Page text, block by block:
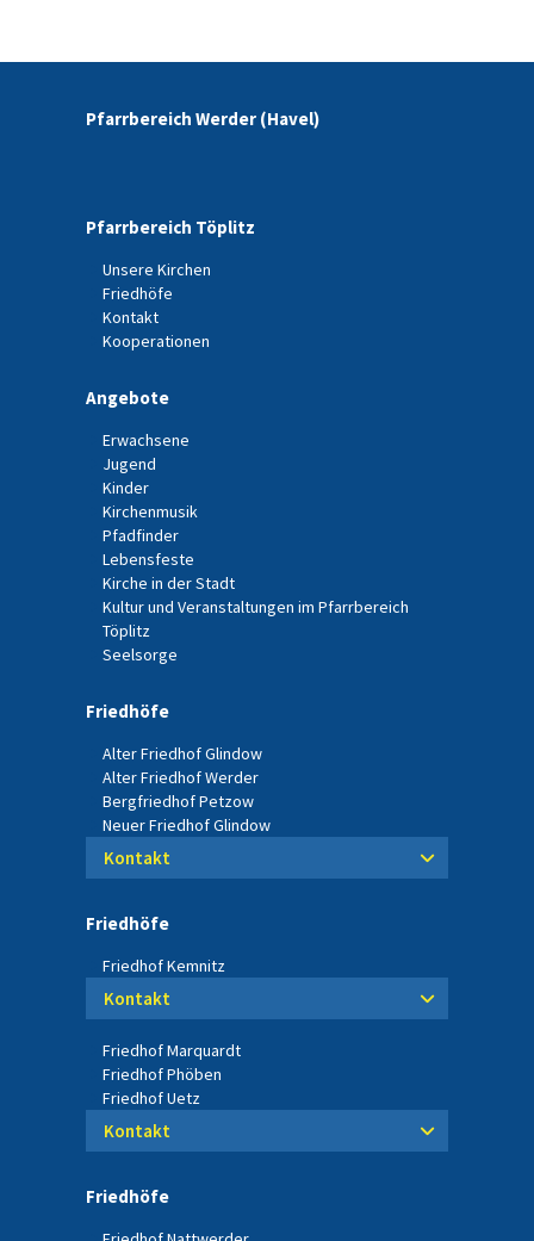
Pfarrbereich Werder (Havel)
Pfarrbereich Töplitz
Unsere Kirchen
Friedhöfe
Kontakt
Kooperationen
Angebote
Erwachsene
Jugend
Kinder
Kirchenmusik
Pfadfinder
Lebensfeste
Kirche in der Stadt
Kultur und Veranstaltungen im Pfarrbereich
Töplitz
Seelsorge
Friedhöfe
Alter Friedhof Glindow
Alter Friedhof Werder
Bergfriedhof Petzow
Neuer Friedhof Glindow
Kontakt
Friedhöfe
Friedhof Kemnitz
Kontakt
Friedhof Marquardt
Friedhof Phöben
Friedhof Uetz
Kontakt
Friedhöfe